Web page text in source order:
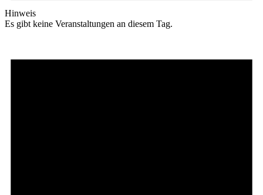
Hinweis
Es gibt keine Veranstaltungen an diesem Tag.